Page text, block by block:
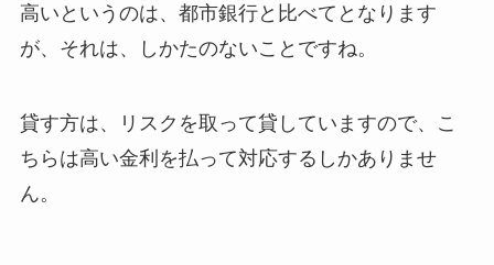
高いというのは、都市銀行と比べてとなります
が、それは、しかたのないことですね。
貸す方は、リスクを取って貸していますので、こ
ちらは高い金利を払って対応するしかありませ
ん。